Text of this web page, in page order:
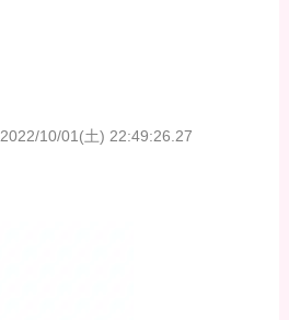
2022/10/01(土) 22:49:26.27